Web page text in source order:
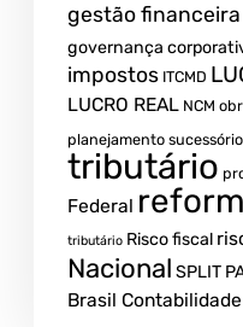
gestão financeira
governança
impostos ITCMD
LUCRO REAL NCM
planejamento sucessório
tributário
Federal
tributário Risco fiscal
Nacional SPLIT
Brasil Contabilidade